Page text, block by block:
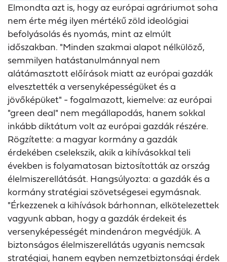
Elmondta azt is, hogy az európai agráriumot soha
nem érte még ilyen mértékű zöld ideológiai
befolyásolás és nyomás, mint az elmúlt
időszakban. "Minden szakmai alapot nélkülöző,
semmilyen hatástanulmánnyal nem
alátámasztott előírások miatt az európai gazdák
elvesztették a versenyképességüket és a
jövőképüket" - fogalmazott, kiemelve: az európai
"green deal" nem megállapodás, hanem sokkal
inkább diktátum volt az európai gazdák részére.
Rögzítette: a magyar kormány a gazdák
érdekében cselekszik, akik a kihívásokkal teli
években is folyamatosan biztosították az ország
élelmiszerellátását. Hangsúlyozta: a gazdák és a
kormány stratégiai szövetségesei egymásnak.
"Érkezzenek a kihívások bárhonnan, elkötelezettek
vagyunk abban, hogy a gazdák érdekeit és
versenyképességét mindenáron megvédjük. A
biztonságos élelmiszerellátás ugyanis nemcsak
stratégiai, hanem egyben nemzetbiztonsági érdek